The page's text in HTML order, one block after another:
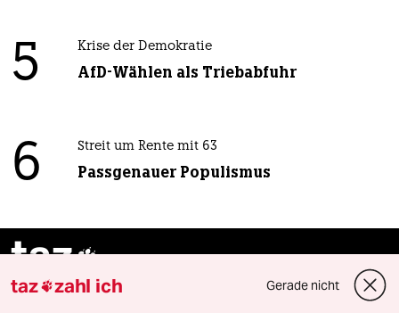
5 Krise der Demokratie
AfD-Wählen als Triebabfuhr
6 Streit um Rente mit 63
Passgenauer Populismus
taz
taz zahl ich Gerade nicht